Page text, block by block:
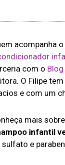
acompanha o
com o
O Filipe
e com um
mais
infantil
sulfato e